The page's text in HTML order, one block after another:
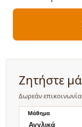
Ζητήστε
Δωρεάν
Μάθημα